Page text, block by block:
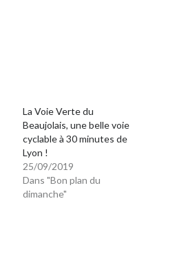
La Voie Verte du
Beaujolais, une belle voie
cyclable à 30 minutes de
Lyon !
25/09/2019
Dans "Bon plan du
dimanche"